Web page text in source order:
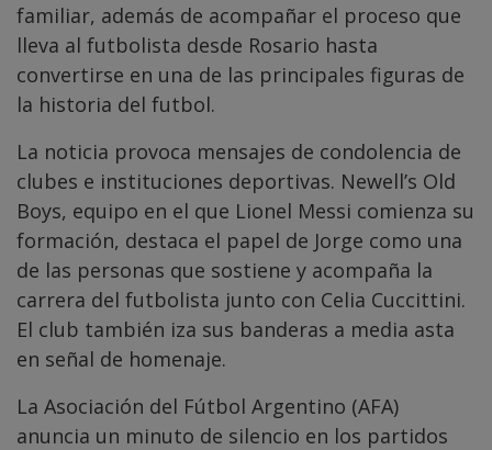
familiar, además de acompañar el proceso que
lleva al futbolista desde Rosario hasta
convertirse en una de las principales figuras de
la historia del futbol.
La noticia provoca mensajes de condolencia de
clubes e instituciones deportivas. Newell’s Old
Boys, equipo en el que Lionel Messi comienza su
formación, destaca el papel de Jorge como una
de las personas que sostiene y acompaña la
carrera del futbolista junto con Celia Cuccittini.
El club también iza sus banderas a media asta
en señal de homenaje.
La Asociación del Fútbol Argentino (AFA)
anuncia un minuto de silencio en los partidos